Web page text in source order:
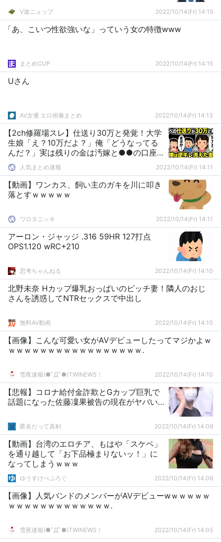
V速ニュップ 2022/10/14(Fr) 14:15
「あ、こいつ性欲強いな」っていう女の特徴www
まとめCUP 2022/10/14(Fr) 14:15
Uさん
AV女優 エロ画像まとめ 2022/10/14(Fr) 14:13
【2ch修羅場スレ】仕送り30万と発覚！大学
生娘「え？10万だよ？」俺「どうなってる
んだ？」実は残りの金は汚嫁と●●の口座
に… 人気まとめ速報 2022/10/14(Fr) 14:11
【動画】ワンカス、飼い主のガキを川に叩き
落とすｗｗｗｗｗ
ワロタニッキ 2022/10/14(Fr) 14:11
アーロン・ジャッジ .316 59HR 127打点
OPS1.120 wRC+210
思考ちゃんねる 2022/10/14(Fr) 14:10
北野未奈 Hカップ爆乳おっぱいのビッチ妻！隣人のおじ
さんを誘惑してNTRセックスで中出し
無料AV動画 2022/10/14(Fr) 14:10
【画像】こんな可愛い女がAVデビューしたってマジかよｗ
ｗｗｗｗｗｗｗｗｗｗｗｗｗｗｗｗｗ.
雪夜速報(●ﾟДﾟ●)TWINEWS！ 2022/10/14(Fr) 14:10
【悲報】コロナ給付金詐欺とGカップ巨乳で
話題になった佐藤凜果被告の現在がヤバい…
匿名だって真剣 2022/10/14(Fr) 14:09
【動画】台湾のエロチア、もはや「スケベ」
を通り越して「お下品極まりないッ！」に
なってしまうｗｗｗ
ゆうすけべぶろぐ 2022/10/14(Fr) 14:06
【画像】人気バンドのメンバーがAVデビューwｗｗｗｗｗ
ｗｗｗｗｗｗｗｗｗｗｗｗｗ.
雪夜速報(●ﾟДﾟ●)TWINEWS！ 2022/10/14(Fr) 14:05